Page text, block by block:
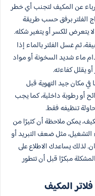
عن المكيف لتجنب أي خطر
الفلتر برفق حسب طريقة
يتعرض للكسر أو يتغير شكله.
ثم غسل الفلتر بالماء إذا
ماء شديد السخونة أو مواد
يقلل كفاءته.
مكان جيد التهوية قبل
أو رطوبة داخلية، كما يجب
تنظيفه فقط.
يمكن ملاحظة أن كثيرًا من
التشغيل، مثل ضعف التبريد أو
لذلك يساعدك الاطلاع على
مبكرًا قبل أن تتطور
المكيف